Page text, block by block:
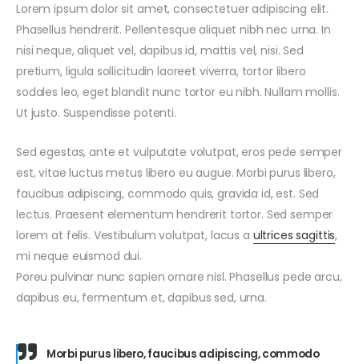
Office In our
clinic
discounts for a
full inspection
byAdmin
oktober 7, 2021
Team of
Experts
Lorem ipsum dolor sit amet, consectetuer adipiscing elit.
Phasellus hendrerit. Pellentesque aliquet nibh nec urna. In
nisi neque, aliquet vel, dapibus id, mattis vel, nisi. Sed
pretium, ligula sollicitudin laoreet viverra, tortor libero
sodales leo, eget blandit nunc tortor eu nibh. Nullam mollis.
Ut justo. Suspendisse potenti.
Sed egestas, ante et vulputate volutpat, eros pede semper
est, vitae luctus metus libero eu augue. Morbi purus libero,
faucibus adipiscing, commodo quis, gravida id, est. Sed
lectus. Praesent elementum hendrerit tortor. Sed semper
lorem at felis. Vestibulum volutpat, lacus a ultrices sagittis,
mi neque euismod dui.
Poreu pulvinar nunc sapien ornare nisl. Phasellus pede arcu,
dapibus eu, fermentum et, dapibus sed, urna.
Morbi purus libero, faucibus adipiscing, commodo